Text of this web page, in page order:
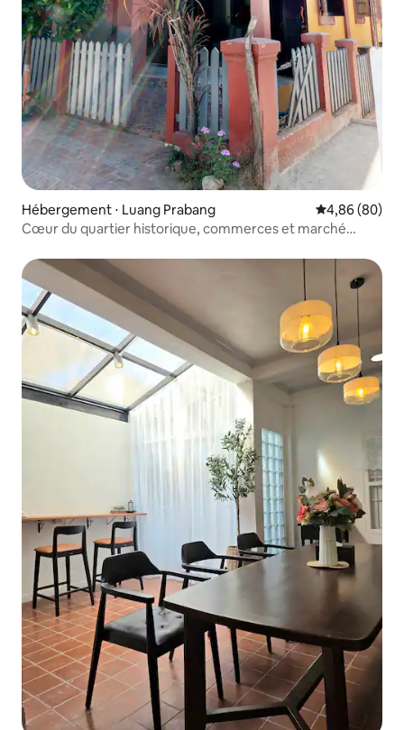
Hébergement ⋅ Luang Prabang Évaluation
4,86 (80)
Cœur du quartier historique, commerces et marché